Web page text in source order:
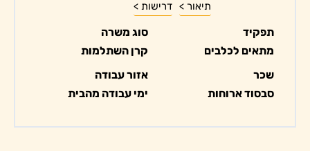
תיאור > דרישות >
תפקיד
מתאים לכלבים
סוג משרה
קרן השתלמות
שכר
סבסוד ארוחות
אזור עבודה
ימי עבודה מהבית